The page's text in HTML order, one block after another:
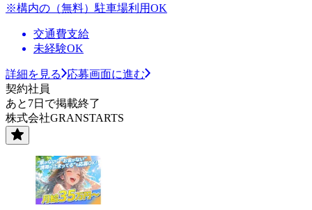
※構内の（無料）駐車場利用OK
交通費支給
未経験OK
詳細を見る
応募画面に進む
契約社員
あと7日で掲載終了
株式会社GRANSTARTS